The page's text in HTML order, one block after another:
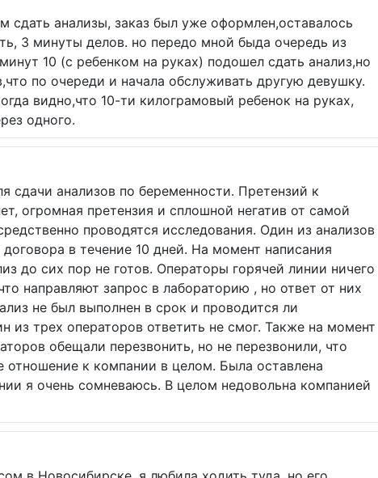
сдать анализы, заказ был уже оформлен,оставалось
3 минуты делов. но передо мной быда очередь из
10 (с ребенком на руках) подошел сдать анализ,но
по очереди и начала обслуживать другую девушку.
видно,что 10-ти килограмовый ребенок на руках,
одного.
сдачи анализов по беременности. Претензий к
огромная претензия и сплошной негатив от самой
проводятся исследования. Один из анализов
в течение 10 дней. На момент написания
до сих пор не готов. Операторы горячей линии ничего
направляют запрос в лабораторию , но ответ от них
не был выполнен в срок и проводится ли
из трех операторов ответить не смог. Также на момент
обещали перезвонить, но не перезвонили, что
отношение к компании в целом. Была оставлена
я очень сомневаюсь. В целом недовольна компанией